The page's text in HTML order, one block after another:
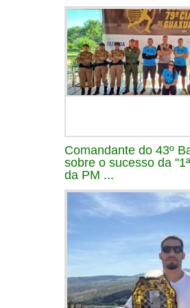
Comandante do 43º
sobre o sucesso da
da PM ...